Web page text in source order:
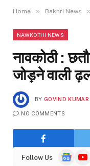
Home » Bakhri News »
NAWKOTHI NEWS
नावकोठी :
जोड़ने वाली
BY GOVIND KUMAR
NO COMMENTS
Follow Us
Google